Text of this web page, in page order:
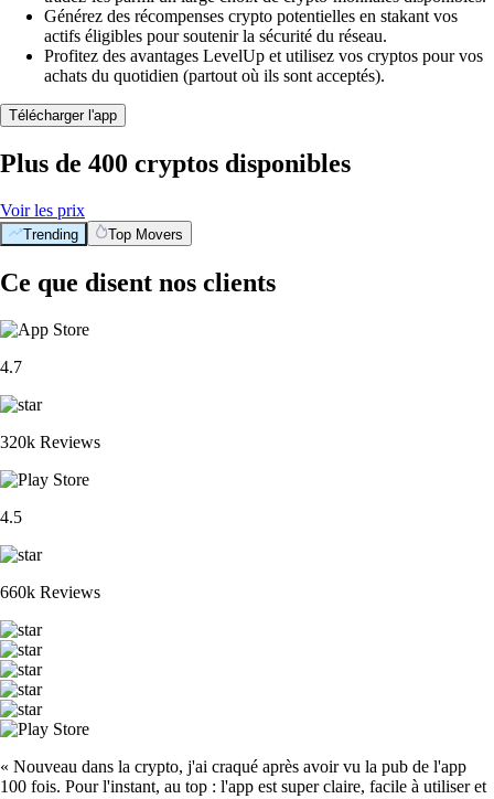
Générez des récompenses crypto potentielles en stakant vos
actifs éligibles pour soutenir la sécurité du réseau.
Profitez des avantages LevelUp et utilisez vos cryptos pour vos
achats du quotidien (partout où ils sont acceptés).
Télécharger l'app
Plus de 400 cryptos disponibles
Voir les prix
Trending Top Movers
Ce que disent nos clients
4.7
320k Reviews
4.5
660k Reviews
« Nouveau dans la crypto, j'ai craqué après avoir vu la pub de l'app
100 fois. Pour l'instant, au top : l'app est super claire, facile à utiliser et